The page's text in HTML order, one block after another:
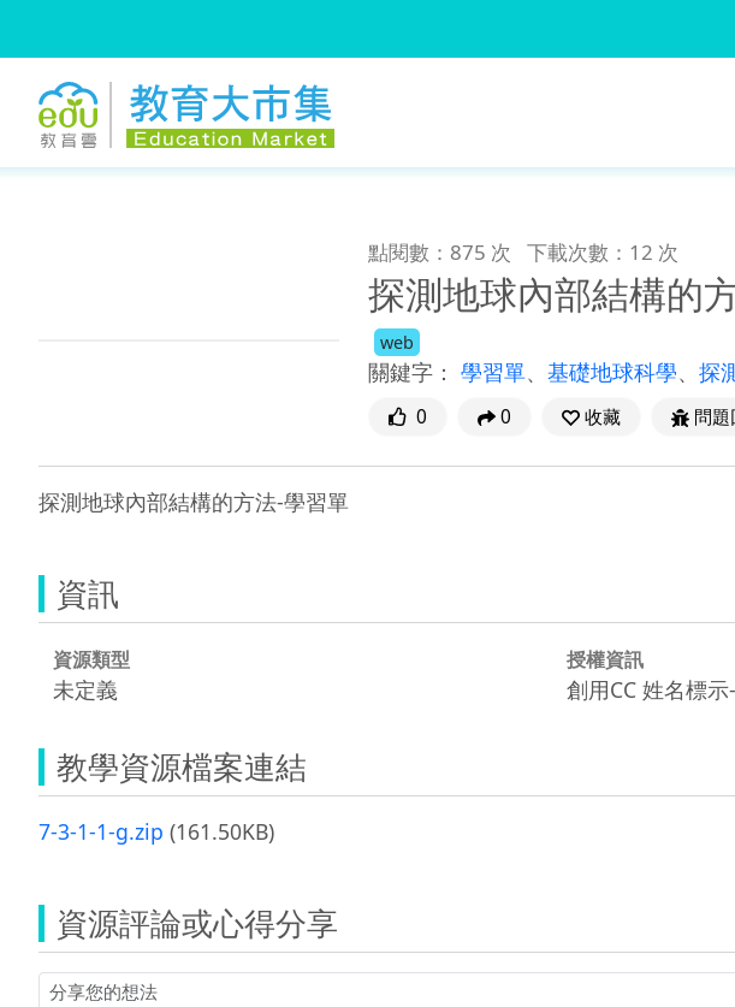
點閱數：875 次 下載次數：12 次
探測地球內部結構的
web
關鍵字： 學習單、 基礎地球科學、 探
0 0 收藏 問題
探測地球內部結構的方法-學習單
資訊
資源類型
未定義
授權資訊
創用CC 姓名標
教學資源檔案連結
7-3-1-1-g.zip (161.50KB)
資源評論或心得分享